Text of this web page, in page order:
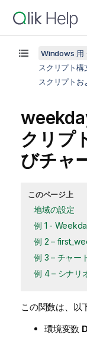
Windows 用
スクリプト構
スクリプトお
クリプ
びチャ
このページ上
地域の設定
例 1 -
例 2 –
例 3 – チャー
例 4 – シナリ
この関数は、以
環境変数